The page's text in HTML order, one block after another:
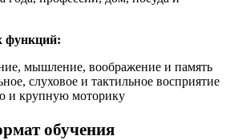
функций:
мышление, воображение и память
слуховое и тактильное восприятие
и крупную моторику
обучения